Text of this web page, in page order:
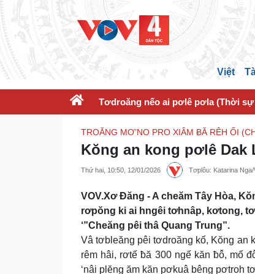
Việt
Tơdroăng nếo ai pơlê pơla (Thời sự
TROĂNG MƠ’NO PRO XIÂM ɃĂ RÊH ỐI
Kŏng an kong pơlê Dak
Thứ hai, 10:50, 12/01/2026 Tơplôu: Katarina
VOV.Xơ Đăng - A cheăm Tây Hòa,
rơpŏng ki ai hngêi tơhnâp, kơtong,
‘”Cheăng pêi thâ Quang Trung”.
Vâ tơbleăng pêi tơdroăng kố, Kŏng an
rêm hâi, rơtế ƀă 300 ngế kăn ƀô̆, mố
‘nâi plĕng ăm kăn pơkuâ bêng pơtroh